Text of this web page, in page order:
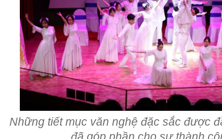
Những tiết mục văn nghệ đặc sắc được